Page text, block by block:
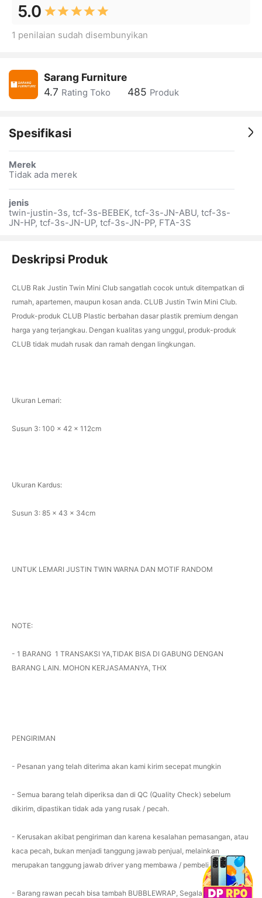
5.0
1 penilaian sudah disembunyikan
Sarang Furnіture
4.7 Rating Toko 485 Produk
Spesifikasi
Merek
Tidak ada merek
jenis
twin-justin-3s, tcf-3s-BEBEK, tcf-3s-JN-ABU, tcf-3s-
JN-HP, tcf-3s-JN-UP, tcf-3s-JN-PP, FTA-3S
Deskripsi Produk
CLUB Rak Justin Twin Mini Club sangatlah cocok untuk ditempatkan di
rumah, apartemen, maupun kosan anda. CLUB Justin Twin Mini Club.
Produk-produk CLUB Plastic berbahan dasar plastik premium dengan
harga yang terjangkau. Dengan kualitas yang unggul, produk-produk
CLUB tidak mudah rusak dan ramah dengan lingkungan.
Ukuran Lemari:
Susun 3: 100 x 42 x 112cm
Ukuran Kardus:
Susun 3: 85 x 43 x 34cm
UNTUK LEMARI JUSTIN TWIN WARNA DAN MOTIF RANDOM
NOTE:
- 1 BARANG 1 TRANSAKSI YA,TIDAK BISA DI GABUNG DENGAN
BARANG LAIN. MOHON KERJASAMANYA, THX
PENGIRIMAN
- Pesanan yang telah diterima akan kami kirim secepat mungkin
- Semua barang telah diperiksa dan di QC (Quality Check) sebelum
dikirim, dipastikan tidak ada yang rusak / pecah.
- Kerusakan akibat pengiriman dan karena kesalahan pemasangan, atau
kaca pecah, bukan menjadi tanggung jawab penjual, melainkan
merupakan tanggung jawab driver yang membawa / pembeli.
- Barang rawan pecah bisa tambah BUBBLEWRAP, Segala macam